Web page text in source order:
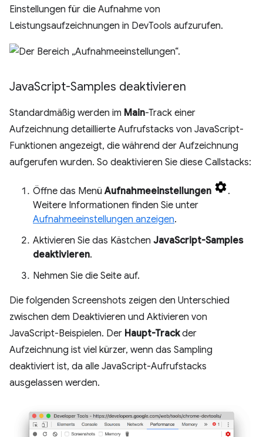
Einstellungen für die Aufnahme von
Leistungsaufzeichnungen in DevTools aufzurufen.
JavaScript-Samples deaktivieren
Standardmäßig werden im Main-Track einer
Aufzeichnung detaillierte Aufrufstacks von JavaScript-
Funktionen angezeigt, die während der Aufzeichnung
aufgerufen wurden. So deaktivieren Sie diese Callstacks:
Öffne das MenüAufnahmeeinstellungen
.
Weitere Informationen finden Sie unter
Aufnahmeeinstellungen anzeigen.
Aktivieren Sie das Kästchen JavaScript-Samples
deaktivieren.
Nehmen Sie die Seite auf.
Die folgenden Screenshots zeigen den Unterschied
zwischen dem Deaktivieren und Aktivieren von
JavaScript-Beispielen. Der Haupt-Trackder
Aufzeichnung ist viel kürzer, wenn das Sampling
deaktiviert ist, da alle JavaScript-Aufrufstacks
ausgelassen werden.